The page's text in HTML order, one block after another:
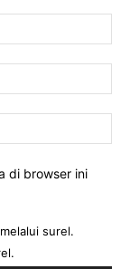
di browser ini
surel.